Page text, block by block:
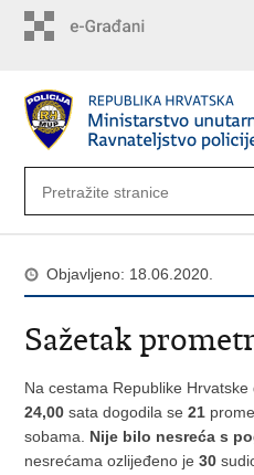
Objavljeno: 18.06.2020.
Sažetak
Na cestama Republike Hrvatske
24,00sata dogodila se21
sobama. Nije bilo nesreća s
nesrećama ozlijeđeno je30